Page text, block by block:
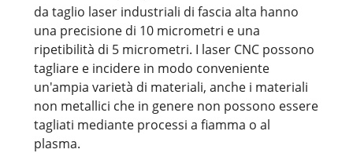
da taglio laser industriali di fascia alta hanno
una precisione di 10 micrometri e una
ripetibilità di 5 micrometri. I laser CNC possono
tagliare e incidere in modo conveniente
un'ampia varietà di materiali, anche i materiali
non metallici che in genere non possono essere
tagliati mediante processi a fiamma o al
plasma.